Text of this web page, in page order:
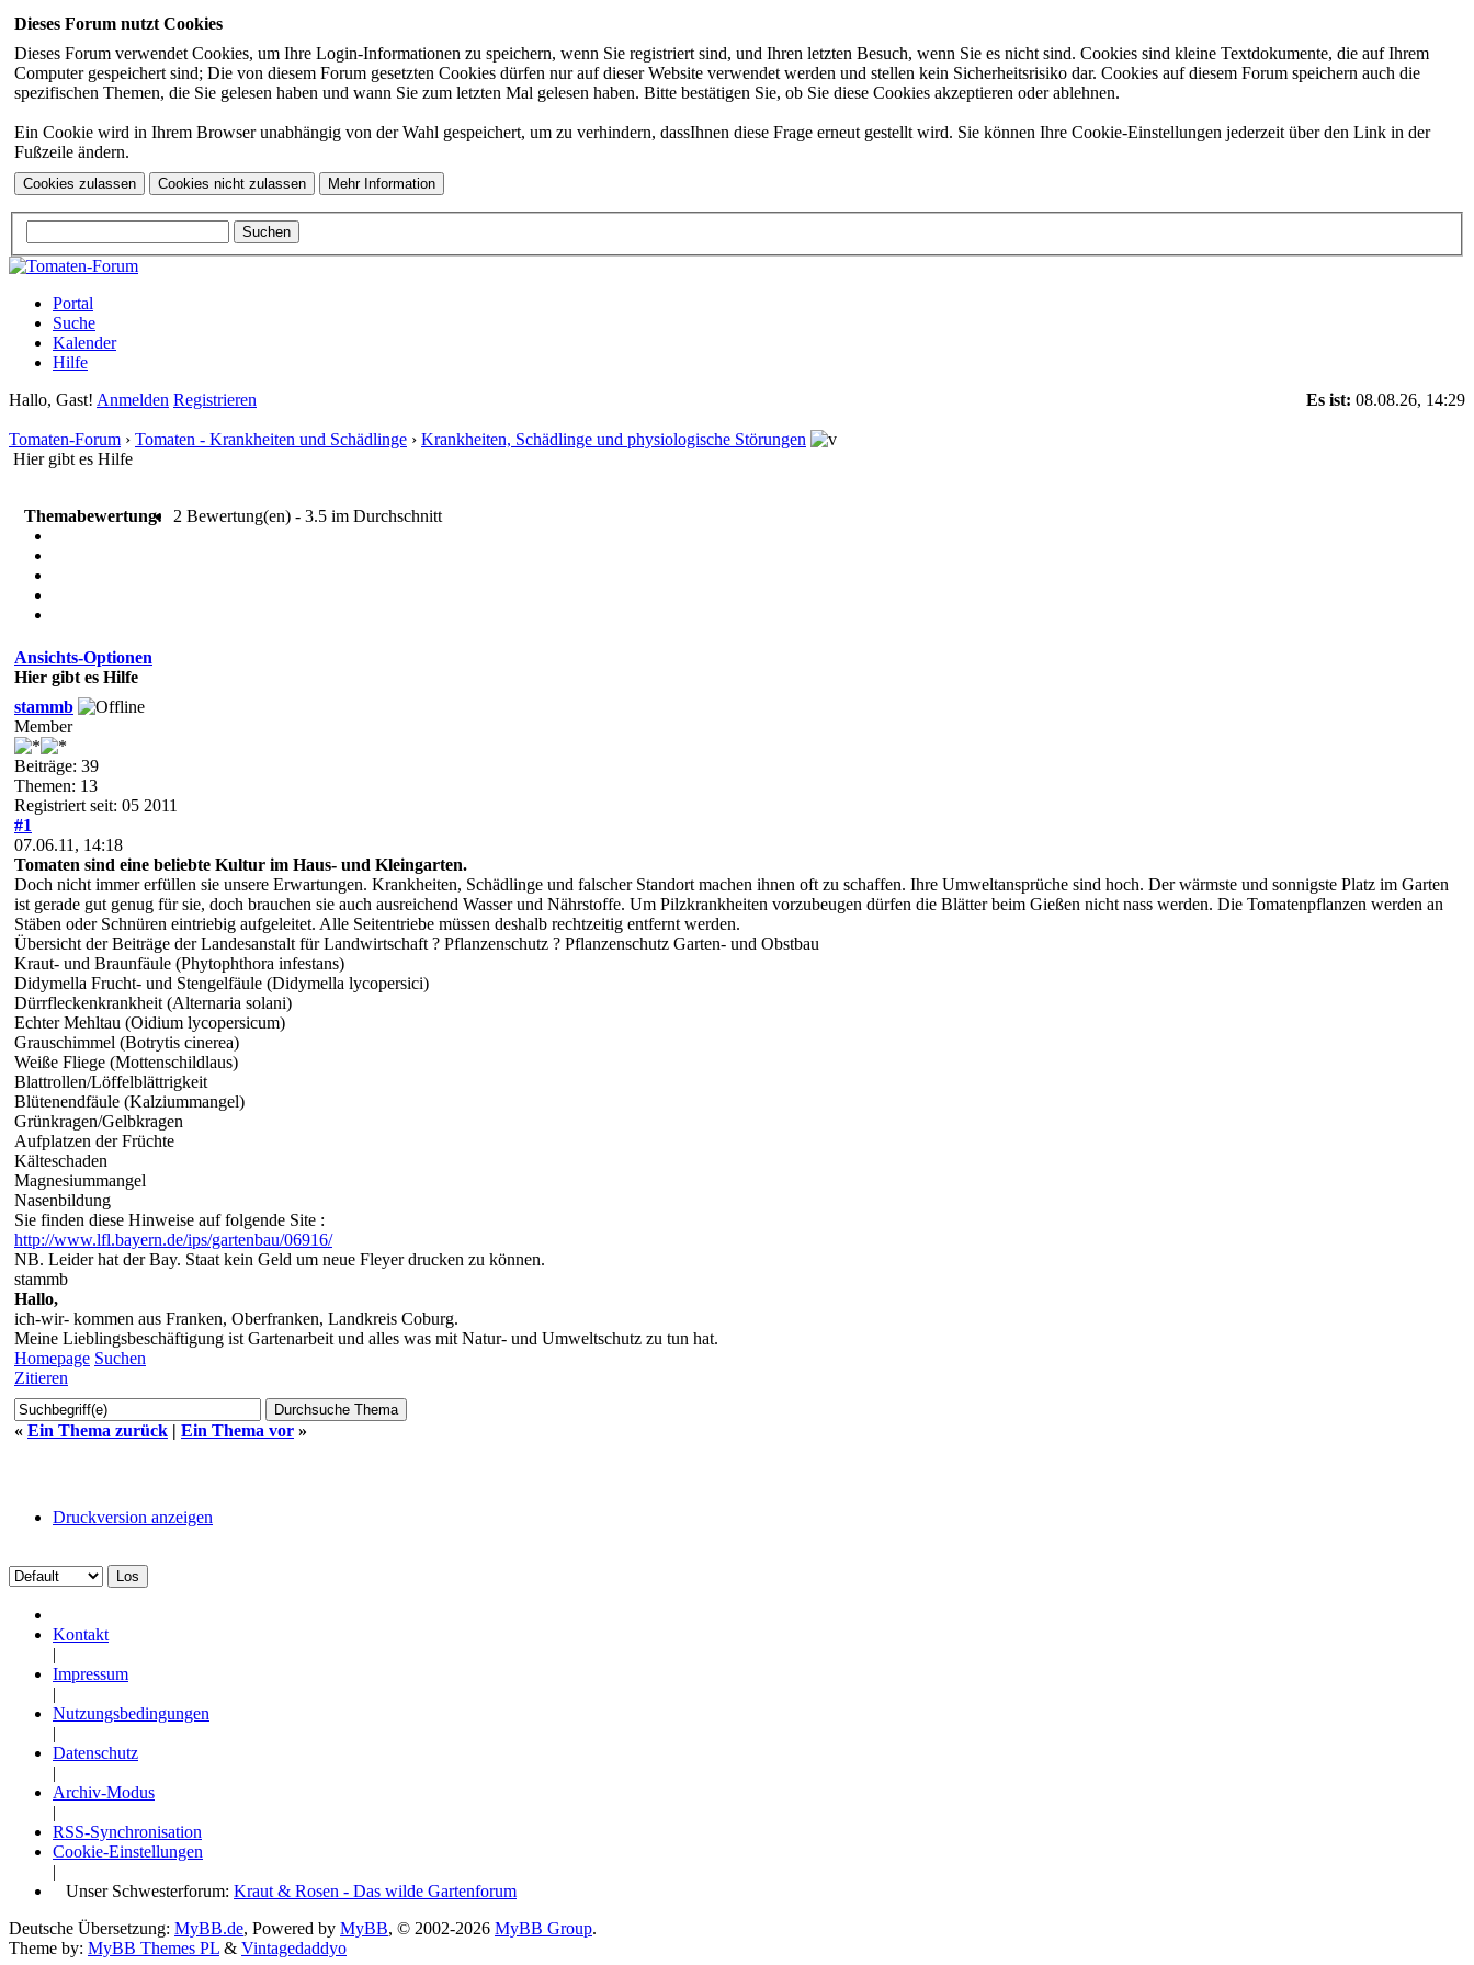
Dieses Forum nutzt Cookies
Dieses Forum verwendet Cookies, um Ihre Login-Informationen zu speichern, wenn Sie registriert sind, und Ihren letzten Besuch, wenn Sie es nicht sind. Cookies sind kleine Textdokumente, die auf Ihrem
Computer gespeichert sind; Die von diesem Forum gesetzten Cookies dürfen nur auf dieser Website verwendet werden und stellen kein Sicherheitsrisiko dar. Cookies auf diesem Forum speichern auch die
spezifischen Themen, die Sie gelesen haben und wann Sie zum letzten Mal gelesen haben. Bitte bestätigen Sie, ob Sie diese Cookies akzeptieren oder ablehnen.
Ein Cookie wird in Ihrem Browser unabhängig von der Wahl gespeichert, um zu verhindern, dassIhnen diese Frage erneut gestellt wird. Sie können Ihre Cookie-Einstellungen jederzeit über den Link in der
Fußzeile ändern.
Portal
Suche
Kalender
Hilfe
Es ist: 08.08.26, 14:29
Hallo, Gast! Anmelden Registrieren
Tomaten-Forum › Tomaten - Krankheiten und Schädlinge › Krankheiten, Schädlinge und physiologische Störungen
Hier gibt es Hilfe
Themabewertung: 2 Bewertung(en) - 3.5 im Durchschnitt
Ansichts-Optionen
Hier gibt es Hilfe
stammb
Member
Beiträge: 39
Themen: 13
Registriert seit: 05 2011
#1
07.06.11, 14:18
Tomaten sind eine beliebte Kultur im Haus- und Kleingarten.
Doch nicht immer erfüllen sie unsere Erwartungen. Krankheiten, Schädlinge und falscher Standort machen ihnen oft zu schaffen. Ihre Umweltansprüche sind hoch. Der wärmste und sonnigste Platz im Garten
ist gerade gut genug für sie, doch brauchen sie auch ausreichend Wasser und Nährstoffe. Um Pilzkrankheiten vorzubeugen dürfen die Blätter beim Gießen nicht nass werden. Die Tomatenpflanzen werden an
Stäben oder Schnüren eintriebig aufgeleitet. Alle Seitentriebe müssen deshalb rechtzeitig entfernt werden.
Übersicht der Beiträge der Landesanstalt für Landwirtschaft ? Pflanzenschutz ? Pflanzenschutz Garten- und Obstbau
Kraut- und Braunfäule (Phytophthora infestans)
Didymella Frucht- und Stengelfäule (Didymella lycopersici)
Dürrfleckenkrankheit (Alternaria solani)
Echter Mehltau (Oidium lycopersicum)
Grauschimmel (Botrytis cinerea)
Weiße Fliege (Mottenschildlaus)
Blattrollen/Löffelblättrigkeit
Blütenendfäule (Kalziummangel)
Grünkragen/Gelbkragen
Aufplatzen der Früchte
Kälteschaden
Magnesiummangel
Nasenbildung
Sie finden diese Hinweise auf folgende Site :
http://www.lfl.bayern.de/ips/gartenbau/06916/
NB. Leider hat der Bay. Staat kein Geld um neue Fleyer drucken zu können.
stammb
Hallo,
ich-wir- kommen aus Franken, Oberfranken, Landkreis Coburg.
Meine Lieblingsbeschäftigung ist Gartenarbeit und alles was mit Natur- und Umweltschutz zu tun hat.
Homepage Suchen
Zitieren
« Ein Thema zurück | Ein Thema vor »
Druckversion anzeigen
Kontakt
|
Impressum
|
Nutzungsbedingungen
|
Datenschutz
|
Archiv-Modus
|
RSS-Synchronisation
Cookie-Einstellungen
|
Unser Schwesterforum: Kraut & Rosen - Das wilde Gartenforum
Deutsche Übersetzung: MyBB.de, Powered by MyBB, © 2002-2026 MyBB Group.
Theme by: MyBB Themes PL & Vintagedaddyo